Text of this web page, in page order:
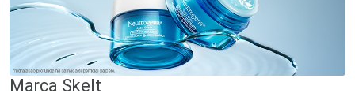
Marca Skelt